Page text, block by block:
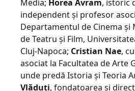
Media; Horea Avram, istoric
independent și profesor
Departamentul de Cinema și
de Teatru și Film,
Cluj-Napoca; Cristian Nae,
asociat la Facultatea de Arte
unde predă Istoria și Teoria
Vlăduți, fondatoarea și